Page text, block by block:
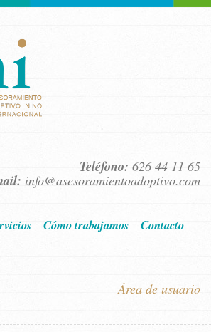
Teléfono: 626 44 11 65
info@asesoramientoadoptivo.com
Cómo trabajamos
Contacto
Área de usuario